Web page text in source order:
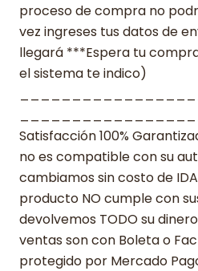
proceso de compra no
vez ingreses tus datos de
llegará ***Espera tu
el sistema te indico)
Satisfacción 100%
no es compatible con su
cambiamos sin costo de
producto NO cumple con
devolvemos TODO su
ventas son con Boleta o
protegido por Mercado